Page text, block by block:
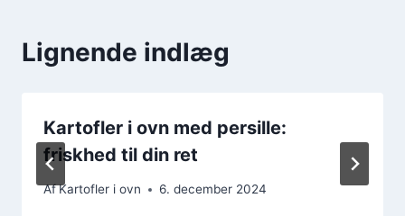
Lignende indlæg
Kartofler i ovn med persille:
friskhed til din ret
AfKartofler i ovn 6. december 2024